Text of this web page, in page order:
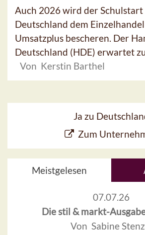
Auch 2026 wird der Schulstart
Deutschland dem
Umsatzplus bescheren. Der
Deutschland (HDE) erwartet
Von Kerstin Barthel
Ja zu
Zum
Meistgelesen
07.07.26
Die stil & markt-
Von Sabine